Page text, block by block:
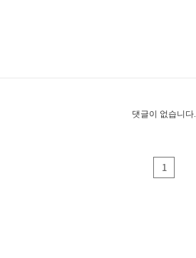
댓글이 없습니다.
1